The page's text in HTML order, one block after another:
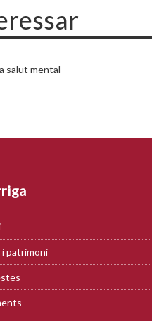
salut mental
i patrimoni